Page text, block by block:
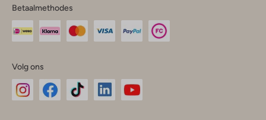
Betaalmethodes
Volg ons